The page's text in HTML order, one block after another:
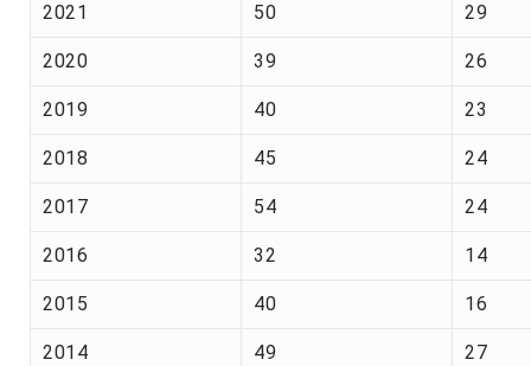
2021 50 29
2020 39 26
2019 40 23
2018 45 24
2017 54 24
2016 32 14
2015 40 16
2014 49 27